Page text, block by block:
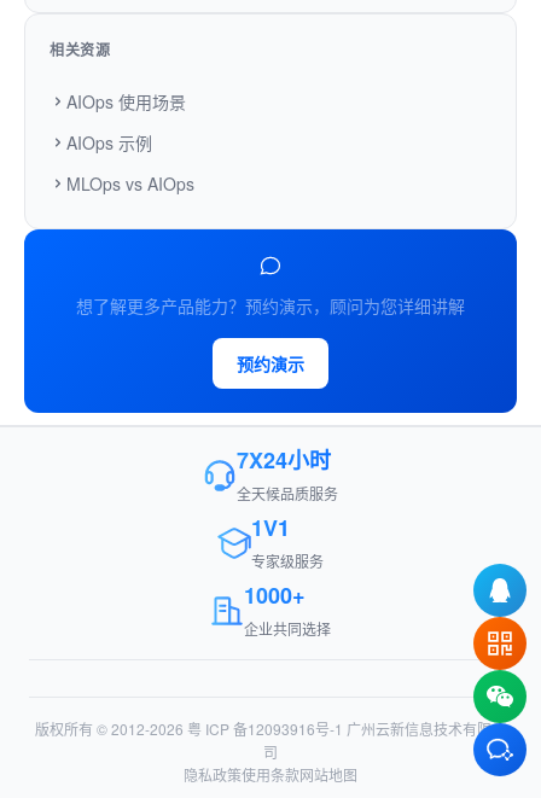
相关资源
AIOps 使用场景
AIOps 示例
MLOps vs AIOps
想了解更多产品能力？预约演示，顾问为您详细讲解
预约演示
7X24小时
全天候品质服务
1V1
专家级服务
1000+
企业共同选择
版权所有 © 2012-2026 粤 ICP 备12093916号-1 广州云新信息技术有限公
司
隐私政策使用条款网站地图